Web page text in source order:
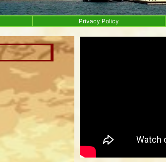
Privacy Policy